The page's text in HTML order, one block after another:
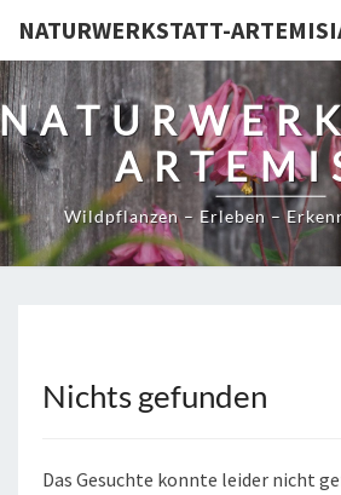
NATURWERKSTATT-
Wildpflanzen – Erleben –
Nichts
Nichts gefunden
Das Gesuchte konnte leider nicht